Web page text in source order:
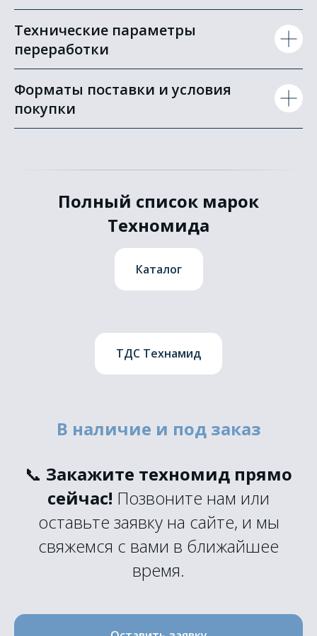
Технические параметры
переработки
Форматы поставки и условия
покупки
Полный список марок
Техномида
Каталог
ТДС Технамид
В наличие и под заказ
📞 Закажите техномид прямо
сейчас! Позвоните нам или
оставьте заявку на сайте, и мы
свяжемся с вами в ближайшее
время.